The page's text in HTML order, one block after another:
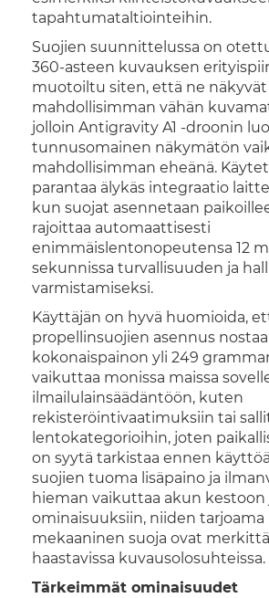
tapahtumataltiointeihin.
Suojien suunnittelussa on
360-asteen kuvauksen
muotoiltu siten, että ne näkyvät
mahdollisimman vähän
jolloin Antigravity A1 -droonin
tunnusomainen näkymätön
mahdollisimman eheänä.
parantaa älykäs integraatio
kun suojat asennetaan
rajoittaa automaattisesti
enimmäislentonopeutensa 12
sekunnissa turvallisuuden ja
varmistamiseksi.
Käyttäjän on hyvä huomioida,
propellinsuojien asennus
kokonaispainon yli 249
vaikuttaa monissa maissa
ilmailulainsäädäntöön, kuten
rekisteröintivaatimuksiin tai
lentokategorioihin, joten
on syytä tarkistaa ennen
suojien tuoma lisäpaino ja
hieman vaikuttaa akun kestoon
ominaisuuksiin, niiden tarjoama
mekaaninen suoja ovat
haastavissa kuvausolosuhteissa.
Tärkeimmät ominaisuudet